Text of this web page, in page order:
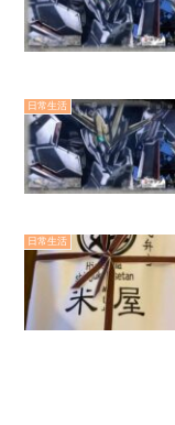
日常生活
日常生活